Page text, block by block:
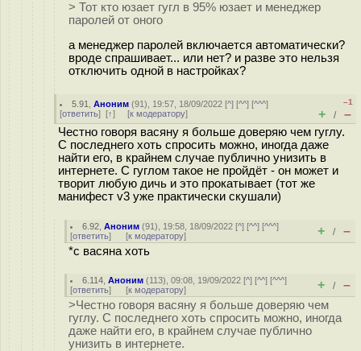
> Тот кто юзает гугл в 95% юзает и менеджер
паролей от оного
а менеджер паролей включается автоматически?
вроде спрашивает... или нет? и разве это нельзя
отключить одной в настройках?
5.91 ,Аноним (91), 19:57, 18/09/2022 [^] [^^] [^^^]
[ответить] [↑] [к модератору]
–1
+ / –
Честно говоря васяну я больше доверяю чем гуглу.
С последнего хоть спросить можно, иногда даже
найти его, в крайнем случае публично унизить в
интернете. С гуглом такое не пройдёт - он может и
творит любую дичь и это прокатывает (тот же
манифест v3 уже практически скушали)
6.92 ,Аноним (91), 19:58, 18/09/2022 [^] [^^] [^^^]
[ответить] [к модератору] + / –
*с васяна хоть
6.114 ,Аноним (113), 09:08, 19/09/2022 [^] [^^] [^^^]
[ответить] [к модератору] + / –
>Честно говоря васяну я больше доверяю чем
гуглу. С последнего хоть спросить можно, иногда
даже найти его, в крайнем случае публично
унизить в интернете.